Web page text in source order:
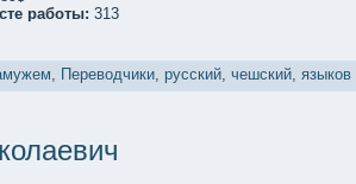
работы: 313
, Переводчики, русский, чешский, языков